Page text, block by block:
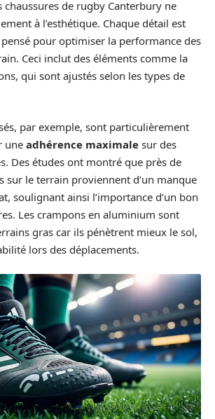
chaussures de rugby Canterbury ne
à l’esthétique. Chaque détail est
pour optimiser la performance des
Ceci inclut des éléments comme la
qui sont ajustés selon les types de
par exemple, sont particulièrement
une adhérence maximale sur des
Des études ont montré que près de
sur le terrain proviennent d’un manque
soulignant ainsi l’importance d’un bon
Les crampons en aluminium sont
gras car ils pénètrent mieux le sol,
lors des déplacements.